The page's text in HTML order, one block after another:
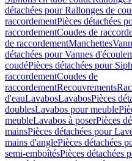
détachées pour Rallonges de
raccordementPièces détachées
raccordementCoudes de
de raccordementManchettes
détachées pour Vannes
coudéPièces détachées pour
raccordementCoudes de
raccordementRecouvrements
d'eauLavabosLavabosPièces
doublesLavabos pour meuble
meubleLavabos à poserPièces
mainsPièces détachées pour
mains d'anglePièces détachées
semi-emboîtésPièces détachées